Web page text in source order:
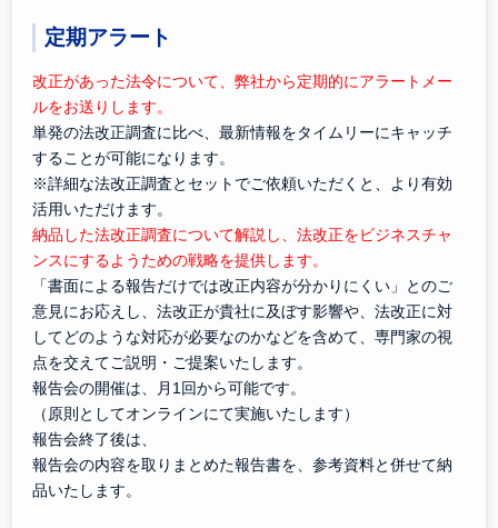
定期アラート
改正があった法令について、弊社から定期的にアラートメー
ルをお送りします。
単発の法改正調査に比べ、最新情報をタイムリーにキャッチ
することが可能になります。
※詳細な法改正調査とセットでご依頼いただくと、より有効
活用いただけます。
納品した法改正調査について解説し、法改正をビジネスチャ
ンスにするようための戦略を提供します。
「書面による報告だけでは改正内容が分かりにくい」とのご
意見にお応えし、法改正が貴社に及ぼす影響や、法改正に対
してどのような対応が必要なのかなどを含めて、専門家の視
点を交えてご説明・ご提案いたします。
報告会の開催は、月1回から可能です。
（原則としてオンラインにて実施いたします）
報告会終了後は、
報告会の内容を取りまとめた報告書を、参考資料と併せて納
品いたします。